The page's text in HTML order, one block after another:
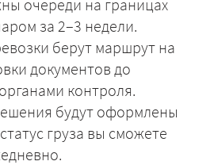
очереди на границах
за 2–3 недели.
берут маршрут на
документов до
контроля.
будут оформлены
груза вы сможете